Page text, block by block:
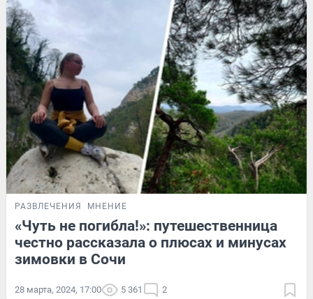
РАЗВЛЕЧЕНИЯ МНЕНИЕ
«Чуть не погибла!»: путешественница
честно рассказала о плюсах и минусах
зимовки в Сочи
28 марта, 2024, 17:00 5 361 2